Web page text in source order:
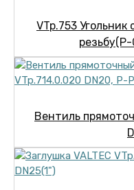
VTp.753
резьбу(Р-
Вентиль